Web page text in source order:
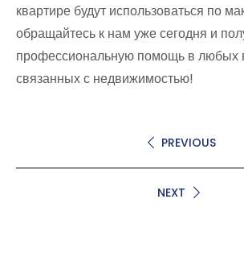
квартире будут использоваться по
обращайтесь к нам уже сегодня и
профессиональную помощь в любых
связанных с недвижимостью!
PREVIOUS
NEXT